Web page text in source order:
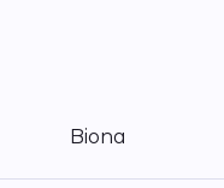
Biona